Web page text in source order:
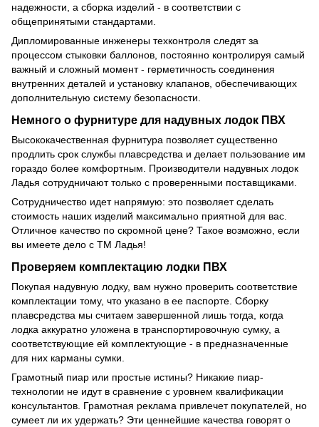
надежности, а сборка изделий - в соответствии с
общепринятыми стандартами.
Дипломированные инженеры техконтроля следят за
процессом стыковки баллонов, постоянно контролируя самый
важный и сложный момент - герметичность соединения
внутренних деталей и установку клапанов, обеспечивающих
дополнительную систему безопасности.
Немного о фурнитуре для надувных лодок ПВХ
Высококачественная фурнитура позволяет существенно
продлить срок службы плавсредства и делает пользование им
гораздо более комфортным. Производители надувных лодок
Ладья сотрудничают только с проверенными поставщиками.
Сотрудничество идет напрямую: это позволяет сделать
стоимость наших изделий максимально приятной для вас.
Отличное качество по скромной цене? Такое возможно, если
вы имеете дело с ТМ Ладья!
Проверяем комплектацию лодки ПВХ
Покупая надувную лодку, вам нужно проверить соответствие
комплектации тому, что указано в ее паспорте. Сборку
плавсредства мы считаем завершенной лишь тогда, когда
лодка аккуратно уложена в транспортировочную сумку, а
соответствующие ей комплектующие - в предназначенные
для них карманы сумки.
Грамотный пиар или простые истины? Никакие пиар-
технологии не идут в сравнение с уровнем квалификации
консультантов. Грамотная реклама привлечет покупателей, но
сумеет ли их удержать? Эти ценнейшие качества говорят о